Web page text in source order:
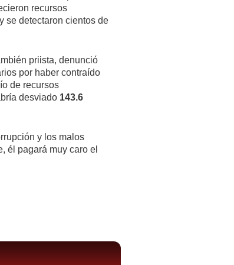
recursos
se detectaron cientos de
priista, denunció
por haber contraído
de recursos
desviado 143.6
y los malos
él pagará muy caro el